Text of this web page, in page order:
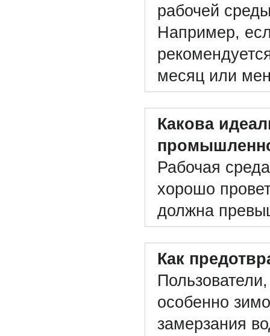
рабочей
Например,
месяц или
Какова
Рабочая
хорошо
должна
Как
особенно
замерзания